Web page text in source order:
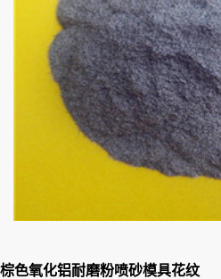
棕色氧化铝耐磨粉喷砂模具花纹